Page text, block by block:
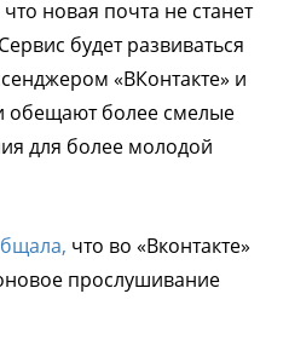
новая почта не станет
будет развиваться
«ВКонтакте» и
обещают более смелые
для более молодой
что во «Вконтакте»
прослушивание